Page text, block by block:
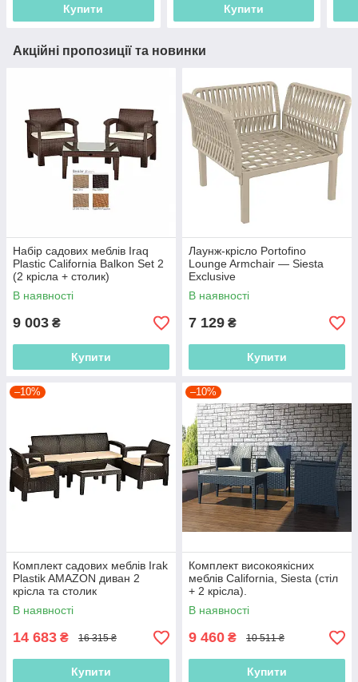
Купити Купити
Акційні пропозиції та новинки
Набір садових меблів Iraq
Plastic California Balkon Set 2
(2 крісла + столик)
В наявності
9 003 ₴
Купити
Лаунж-крісло Portofino
Lounge Armchair — Siesta
Exclusive
В наявності
7 129 ₴
Купити
–10%
Комплект садових меблів Irak
Plastik AMAZON диван 2
крісла та столик
В наявності
14 683 ₴ 16 315 ₴
Купити
–10%
Комплект високоякісних
меблів California, Siesta (стіл
+ 2 крісла).
В наявності
9 460 ₴ 10 511 ₴
Купити